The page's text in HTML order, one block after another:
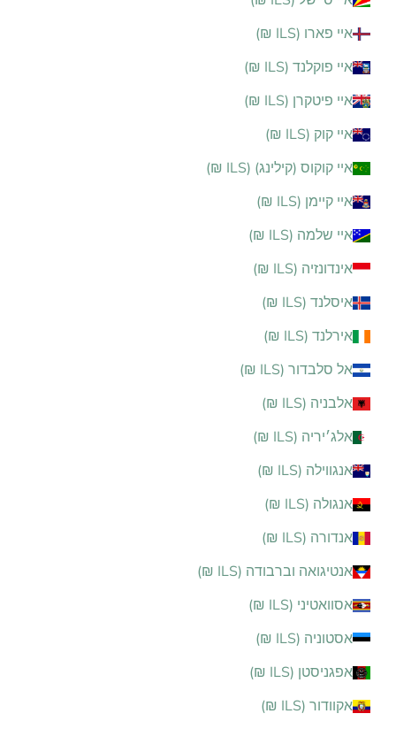
איי פארו (ILS ₪)
איי פוקלנד (ILS ₪)
איי פיטקרן (ILS ₪)
איי קוק (ILS ₪)
איי קוקוס (קילינג) (ILS ₪)
איי קיימן (ILS ₪)
איי שלמה (ILS ₪)
אינדונזיה (ILS ₪)
איסלנד (ILS ₪)
אירלנד (ILS ₪)
אל סלבדור (ILS ₪)
אלבניה (ILS ₪)
אלג׳יריה (ILS ₪)
אנגווילה (ILS ₪)
אנגולה (ILS ₪)
אנדורה (ILS ₪)
אנטיגואה וברבודה (ILS ₪)
אסוואטיני (ILS ₪)
אסטוניה (ILS ₪)
אפגניסטן (ILS ₪)
אקוודור (ILS ₪)